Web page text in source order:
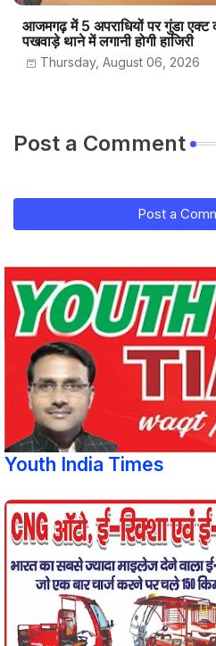
आजमगढ़ में 5 अपराधियों पर गुंडा एक्ट
पखवाड़े थाने में लगानी होगी हाजिरी
Thursday, August 06, 2026
Post a Comment
Post a
Youth India Times